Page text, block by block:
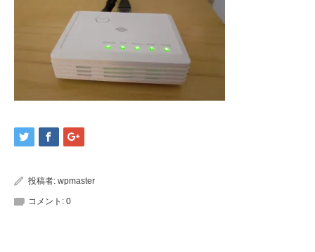
投稿者: wpmaster
コメント: 0